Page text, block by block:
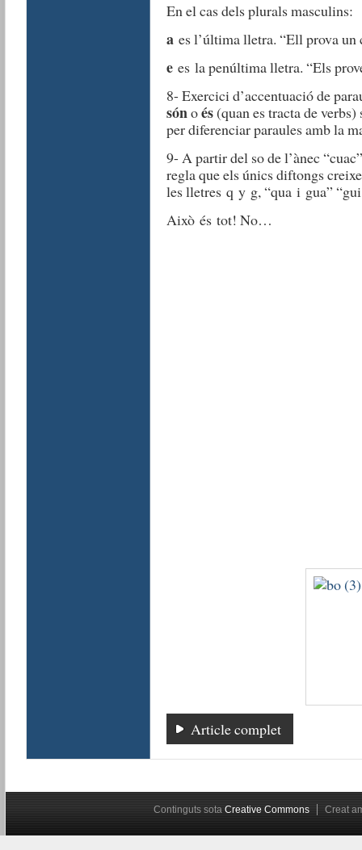
En el cas dels plurals masculins:
aes l’última lletra. “Ell prova un
ees la penúltima lletra. “Els
8- Exercici d’accentuació de
sónoés(quan es tracta de verbs)
per diferenciar paraules amb la
9- A partir del so de l’ànec
regla que els únics diftongs
les lletres q y g, “qua i gua”
Això és tot! No…
Article complet
Continguts sota Creative Commons Creat